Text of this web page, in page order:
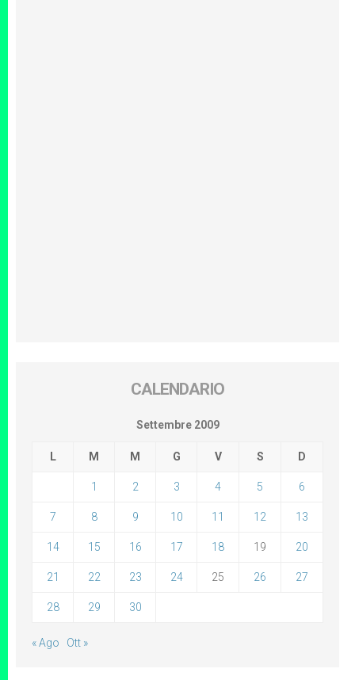
CALENDARIO
Settembre 2009
L M M G V S D
1 2 3 4 5 6
7 8 9 10 11 12 13
14 15 16 17 18 19 20
21 22 23 24 25 26 27
28 29 30
« Ago Ott »